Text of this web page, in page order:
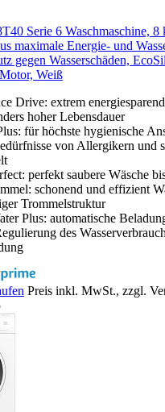
Serie 6 Waschmaschine,
maximale Energie- und
gegen Wasserschäden,
Weiß
Drive: extrem
hoher Lebensdauer
für höchste hygienische
von Allergikern und
perfekt saubere Wäsche
schonend und effizient
Trommelstruktur
Plus: automatische
des
Preis inkl. MwSt., zzgl.